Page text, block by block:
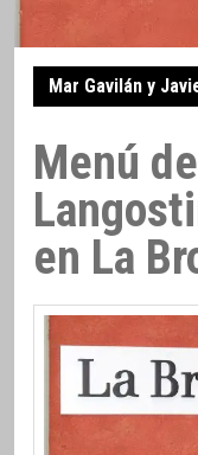
Mar Gavilán y
Menú
en La